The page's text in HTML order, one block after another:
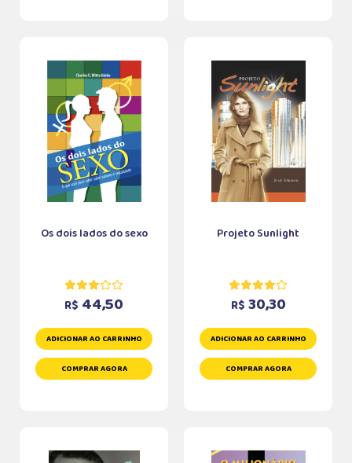
Os dois lados do sexo
R$ 44,50
ADICIONAR AO CARRINHO
COMPRAR AGORA
Projeto Sunlight
R$ 30,30
ADICIONAR AO CARRINHO
COMPRAR AGORA